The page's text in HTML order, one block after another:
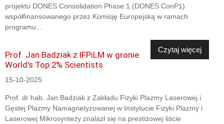
projektu DONES Consolidation Phase 1 (DONES ConP1)
współfinansowanego przez Komisję Europejską w ramach
programu...
Czytaj więcej
Prof. Jan Badziak z IFPiLM w gronie
World's Top 2% Scientists
15-10-2025
Prof. dr hab. Jan Badziak z Zakładu Fizyki Plazmy Laserowej i
Gęstej Plazmy Namagnetyzowanej w Instytucie Fizyki Plazmy i
Laserowej Mikrosyntezy znalazł się na prestiżowej liście